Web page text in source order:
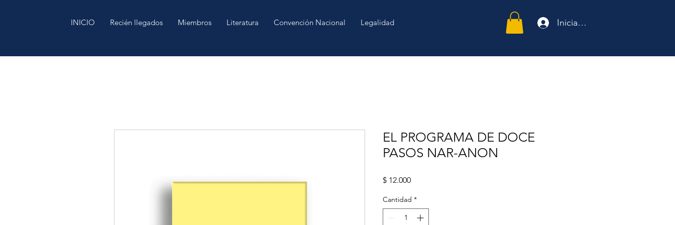
INICIO Recién llegados Miembros Literatura Convención Nacional Legalidad Iniciar sesión
EL PROGRAMA DE DOCE
PASOS NAR-ANON
$ 12.000Precio
Cantidad *